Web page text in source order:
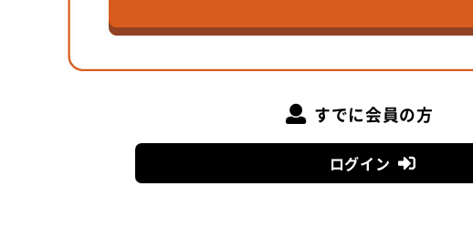
すでに会員の方
ログイン